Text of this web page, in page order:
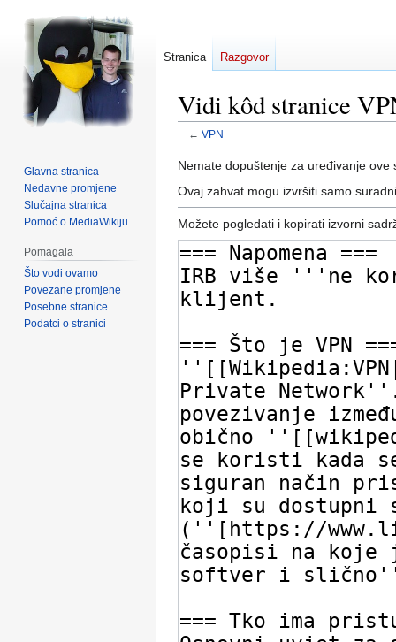
Vidi kôd stranice
← VPN
Prijeđi
na
Prijeđi
na
Nemate dopuštenje za uređivanje
Ovaj zahvat mogu izvršiti samo
Možete pogledati i kopirati izvorni
Stranica Razgovor
Glavna stranica
Nedavne promjene
Slučajna stranica
Pomoć o MediaWikiju
Pomagala
Što vodi ovamo
Povezane promjene
Posebne stranice
Podatci o stranici